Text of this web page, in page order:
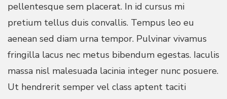
pellentesque sem placerat. In id cursus mi
pretium tellus duis convallis. Tempus leo eu
aenean sed diam urna tempor. Pulvinar vivamus
fringilla lacus nec metus bibendum egestas. Iaculis
massa nisl malesuada lacinia integer nunc posuere.
Ut hendrerit semper vel class aptent taciti